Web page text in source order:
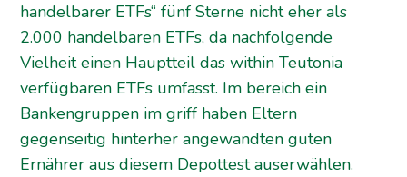
handelbarer ETFs“ fünf Sterne nicht eher als
2.000 handelbaren ETFs, da nachfolgende
Vielheit einen Hauptteil das within Teutonia
verfügbaren ETFs umfasst. Im bereich ein
Bankengruppen im griff haben Eltern
gegenseitig hinterher angewandten guten
Ernährer aus diesem Depottest auserwählen.